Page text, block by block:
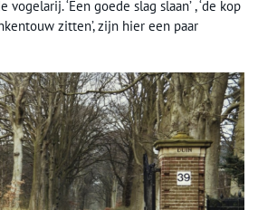
‘Een goede slag slaan’ , ‘de kop
zitten’, zijn hier een paar